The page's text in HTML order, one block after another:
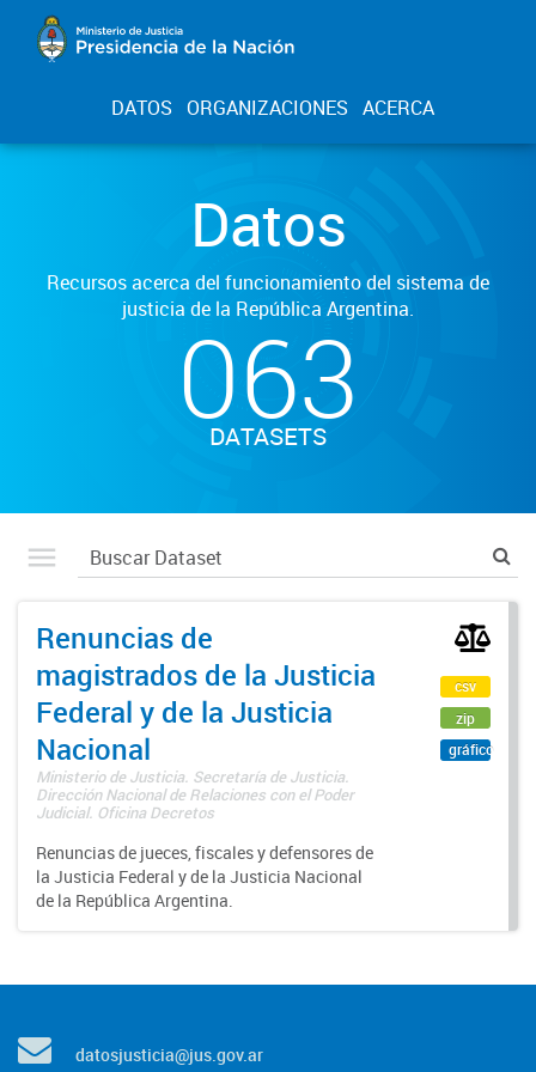
DATOS ORGANIZACIONES ACERCA
Datos
Recursos acerca del funcionamiento del sistema de
justicia de la República Argentina.
063
DATASETS
Renuncias de
magistrados de la Justicia
Federal y de la Justicia
Nacional
Ministerio de Justicia. Secretaría de Justicia.
Dirección Nacional de Relaciones con el Poder
Judicial. Oficina Decretos
Renuncias de jueces, fiscales y defensores de
la Justicia Federal y de la Justicia Nacional
de la República Argentina.
csv
zip
gráfico
datosjusticia@jus.gov.ar